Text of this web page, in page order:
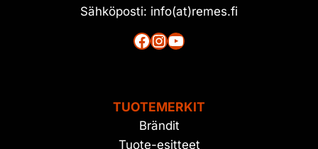
Sähköposti: info(at)remes.fi
Facebook
Instagram
YouTube
TUOTEMERKIT
Brändit
Tuote-esitteet